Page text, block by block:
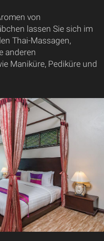
von
lassen Sie sich im
Thai-Massagen,
anderen
Maniküre, Pediküre und